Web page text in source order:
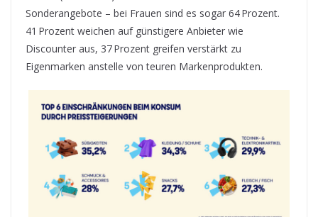
Sonderangebote – bei Frauen sind es sogar 64 Prozent.
41 Prozent weichen auf günstigere Anbieter wie
Discounter aus, 37 Prozent greifen verstärkt zu
Eigenmarken anstelle von teuren Markenprodukten.